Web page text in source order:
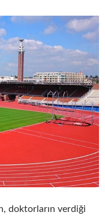
doktorların verdiği